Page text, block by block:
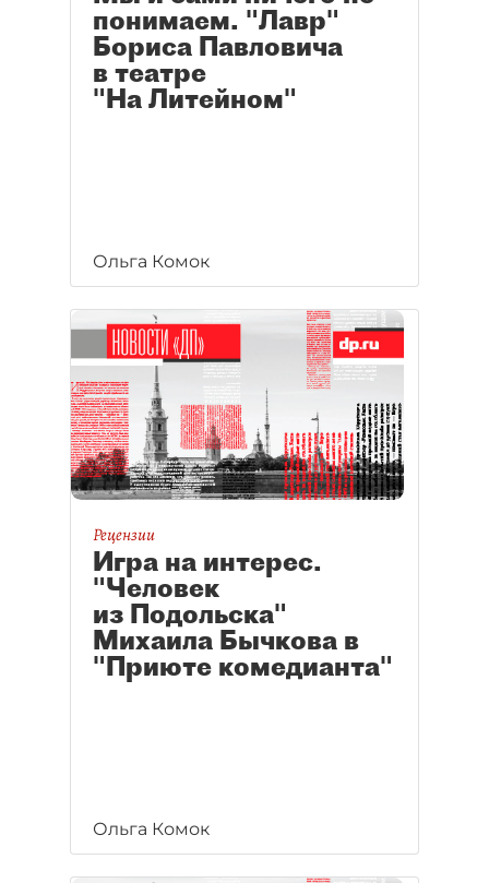
понимаем. "Лавр"
Бориса Павловича
в театре
"На Литейном"
Ольга Комок
Рецензии
Игра на интерес.
"Человек
из Подольска"
Михаила Бычкова в
"Приюте комедианта"
Ольга Комок